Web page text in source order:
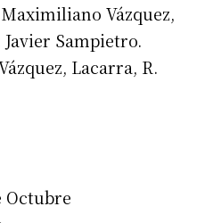
Vázquez,
Sampietro.
Lacarra, R.
Octubre